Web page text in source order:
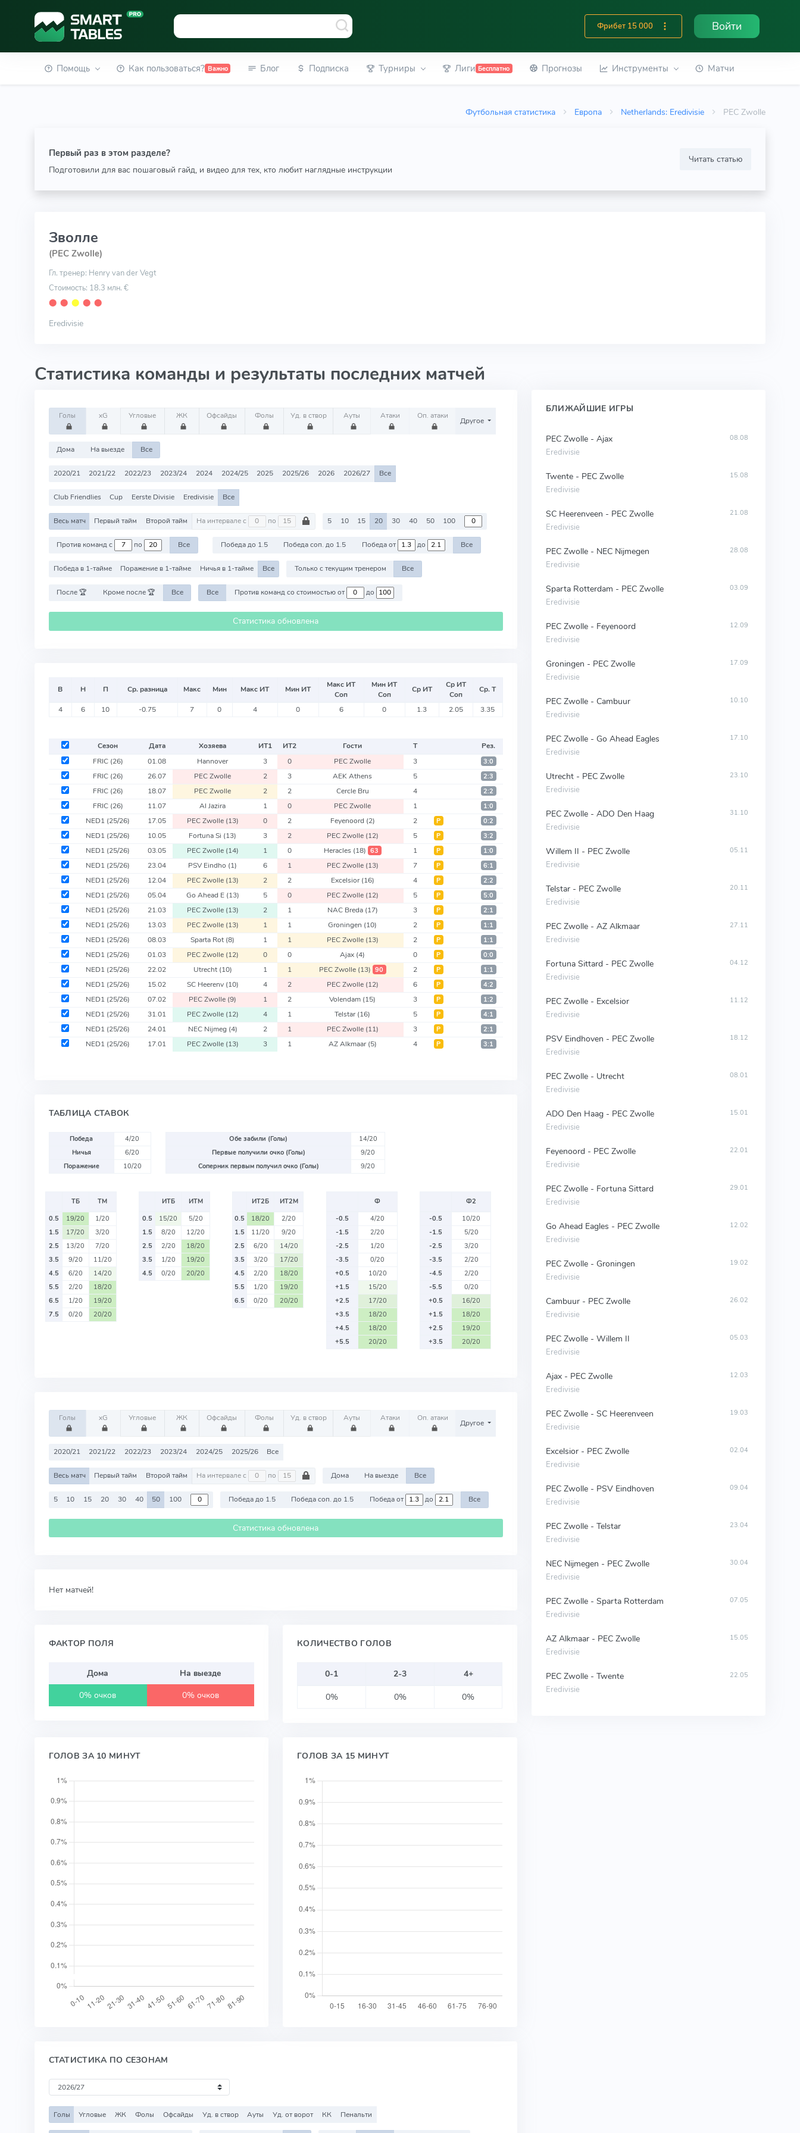
Фрибет 15 000 Войти
Помощь Как пользоваться? Важно Блог Подписка Турниры Лиги Бесплатно Прогнозы Инструменты Матчи
Футбольная статистика Европа Netherlands: Eredivisie PEC Zwolle
Первый раз в этом разделе?
Подготовили для вас пошаговый гайд, и видео для тех, кто любит наглядные инструкции
Читать статью
Зволле
(PEC Zwolle)
Гл. тренер: Henry van der Vegt
Стоимость: 18.3 млн. €
⬤ ⬤ ⬤ ⬤ ⬤
Eredivisie
Статистика команды и результаты последних матчей
Голы xG Угловые ЖК Офсайды Фолы Уд. в створ Ауты Атаки Оп. атаки
Другое
Дома На выезде Все
2020/21 2021/22 2022/23 2023/24 2024 2024/25 2025 2025/26 2026 2026/27 Все
Club Friendlies Cup Eerste Divisie Eredivisie Все
Весь матч Первый тайм Второй тайм На интервале с по 5 10 15 20 30 40 50 100
Против команд с по Все Победа до 1.5 Победа соп. до 1.5 Победа от до Все
Победа в 1-тайме Поражение в 1-тайме Ничья в 1-тайме Все Только с текущим тренером Все
После 🏆 Кроме после 🏆 Все Все Против команд со стоимостью от до
Статистика обновлена
В Н П Ср. разница Макс Мин Макс ИТ Мин ИТ
Макс ИТ
Соп
Мин ИТ
Соп
Ср ИТ
Ср ИТ
Соп
Ср. Т
4 6 10 -0.75 7 0 4 0 6 0 1.3 2.05 3.35
Сезон Дата Хозяева ИТ1 ИТ2 Гости Т
Рез.
FRIC (26) 01.08 Hannover 3 0 PEC Zwolle 3 3:0
FRIC (26) 26.07 PEC Zwolle 2 3 AEK Athens 5 2:3
FRIC (26) 18.07 PEC Zwolle 2 2 Cercle Bru 4 2:2
FRIC (26) 11.07 Al Jazira 1 0 PEC Zwolle 1 1:0
NED1 (25/26) 17.05 PEC Zwolle (13) 0 2 Feyenoord (2) 2 Р 0:2
NED1 (25/26) 10.05 Fortuna Si (13) 3 2 PEC Zwolle (12) 5 Р 3:2
NED1 (25/26) 03.05 PEC Zwolle (14) 1 0 Heracles (18) 63 1 Р 1:0
NED1 (25/26) 23.04 PSV Eindho (1) 6 1 PEC Zwolle (13) 7 Р 6:1
NED1 (25/26) 12.04 PEC Zwolle (13) 2 2 Excelsior(16) 4 Р 2:2
NED1 (25/26) 05.04 Go Ahead E (13) 5 0 PEC Zwolle (12) 5 Р 5:0
NED1 (25/26) 21.03 PEC Zwolle (13) 2 1 NAC Breda (17) 3 Р 2:1
NED1 (25/26) 13.03 PEC Zwolle (13) 1 1 Groningen (10) 2 Р 1:1
NED1 (25/26) 08.03 Sparta Rot (8) 1 1 PEC Zwolle (13) 2 Р 1:1
NED1 (25/26) 01.03 PEC Zwolle (12) 0 0 Ajax (4) 0 Р 0:0
NED1 (25/26) 22.02 Utrecht (10) 1 1 PEC Zwolle (13) 90 2 Р 1:1
NED1 (25/26) 15.02 SC Heerenv (10) 4 2 PEC Zwolle (12) 6 Р 4:2
NED1 (25/26) 07.02 PEC Zwolle (9) 1 2 Volendam (15) 3 Р 1:2
NED1 (25/26) 31.01 PEC Zwolle (12) 4 1 Telstar(16) 5 Р 4:1
NED1 (25/26) 24.01 NEC Nijmeg (4) 2 1 PEC Zwolle (11) 3 Р 2:1
NED1 (25/26) 17.01 PEC Zwolle (13) 3 1 AZ Alkmaar(5) 4 Р 3:1
ТАБЛИЦА СТАВОК
Победа
4/20
Ничья
6/20
Поражение
10/20
Обе забили (Голы)
14/20
Первые получили очко (Голы)
9/20
Соперник первым получил очко (Голы)
9/20
ТБ
ТМ
0.5
19/20
1/20
1.5
17/20
3/20
2.5
13/20
7/20
3.5
9/20
11/20
4.5
6/20
14/20
5.5
2/20
18/20
6.5
1/20
19/20
7.5
0/20 20/20
ИТБ
ИТМ
0.5
15/20
5/20
1.5
8/20
12/20
2.5
2/20
18/20
3.5
1/20
19/20
4.5
0/20 20/20
ИТ2Б
ИТ2М
0.5
18/20
2/20
1.5
11/20
9/20
2.5
6/20
14/20
3.5
3/20
17/20
4.5
2/20
18/20
5.5
1/20
19/20
6.5
0/20 20/20
Ф
-0.5
4/20
-1.5
2/20
-2.5
1/20
-3.5
0/20
+0.5
10/20
+1.5
15/20
+2.5
17/20
+3.5
18/20
+4.5
18/20
+5.5
20/20
Ф2
-0.5
10/20
-1.5
5/20
-2.5
3/20
-3.5
2/20
-4.5
2/20
-5.5
0/20
+0.5
16/20
+1.5
18/20
+2.5
19/20
+3.5
20/20
Голы xG Угловые ЖК Офсайды Фолы Уд. в створ Ауты Атаки Оп. атаки
Другое
2020/21 2021/22 2022/23 2023/24 2024/25 2025/26 Все
Весь матч Первый тайм Второй тайм На интервале с по Дома На выезде Все
5 10 15 20 30 40 50 100 Победа до 1.5 Победа соп. до 1.5 Победа от до Все
Статистика обновлена
Нет матчей!
ФАКТОР ПОЛЯ
Дома
На выезде
0% очков
0% очков
КОЛИЧЕСТВО ГОЛОВ
0-1 2-3
4+
0%
0% 0%
ГОЛОВ ЗА 10 МИНУТ ГОЛОВ ЗА 15 МИНУТ
СТАТИСТИКА ПО СЕЗОНАМ
Голы Угловые ЖК Фолы Офсайды Уд. в створ Ауты Уд. от ворот КК Пенальти
БЛИЖАЙШИЕ ИГРЫ
PEC Zwolle - Ajax
Eredivisie
08.08
Twente - PEC Zwolle
Eredivisie
15.08
SC Heerenveen - PEC Zwolle
Eredivisie
21.08
PEC Zwolle - NEC Nijmegen
Eredivisie
28.08
Sparta Rotterdam - PEC Zwolle
Eredivisie
03.09
PEC Zwolle - Feyenoord
Eredivisie
12.09
Groningen - PEC Zwolle
Eredivisie
17.09
PEC Zwolle - Cambuur
Eredivisie
10.10
PEC Zwolle - Go Ahead Eagles
Eredivisie
17.10
Utrecht - PEC Zwolle
Eredivisie
23.10
PEC Zwolle - ADO Den Haag
Eredivisie
31.10
Willem II - PEC Zwolle
Eredivisie
05.11
Telstar - PEC Zwolle
Eredivisie
20.11
PEC Zwolle - AZ Alkmaar
Eredivisie
27.11
Fortuna Sittard - PEC Zwolle
Eredivisie
04.12
PEC Zwolle - Excelsior
Eredivisie
11.12
PSV Eindhoven - PEC Zwolle
Eredivisie
18.12
PEC Zwolle - Utrecht
Eredivisie
08.01
ADO Den Haag - PEC Zwolle
Eredivisie
15.01
Feyenoord - PEC Zwolle
Eredivisie
22.01
PEC Zwolle - Fortuna Sittard
Eredivisie
29.01
Go Ahead Eagles - PEC Zwolle
Eredivisie
12.02
PEC Zwolle - Groningen
Eredivisie
19.02
Cambuur - PEC Zwolle
Eredivisie
26.02
PEC Zwolle - Willem II
Eredivisie
05.03
Ajax - PEC Zwolle
Eredivisie
12.03
PEC Zwolle - SC Heerenveen
Eredivisie
19.03
Excelsior - PEC Zwolle
Eredivisie
02.04
PEC Zwolle - PSV Eindhoven
Eredivisie
09.04
PEC Zwolle - Telstar
Eredivisie
23.04
NEC Nijmegen - PEC Zwolle
Eredivisie
30.04
PEC Zwolle - Sparta Rotterdam
Eredivisie
07.05
AZ Alkmaar - PEC Zwolle
Eredivisie
15.05
PEC Zwolle - Twente
Eredivisie
22.05